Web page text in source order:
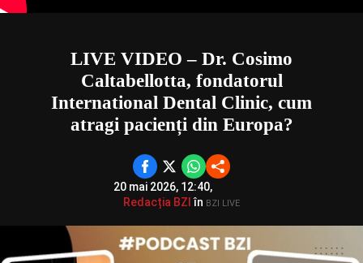
LIVE VIDEO – Dr. Cosimo
Caltabellotta, fondatorul
International Dental Clinic, cum
atragi pacienți din Europa?
20 mai 2026, 12:40,
Redacția BZI în BZI LIVE